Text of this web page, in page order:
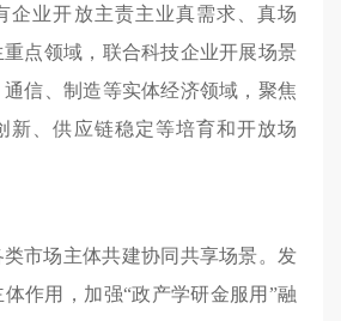
企业开放主责主业真需求、真场
点领域，联合科技企业开展场景
信、制造等实体经济领域，聚焦
新、供应链稳定等培育和开放场
类市场主体共建协同共享场景。发
作用，加强“政产学研金服用”融